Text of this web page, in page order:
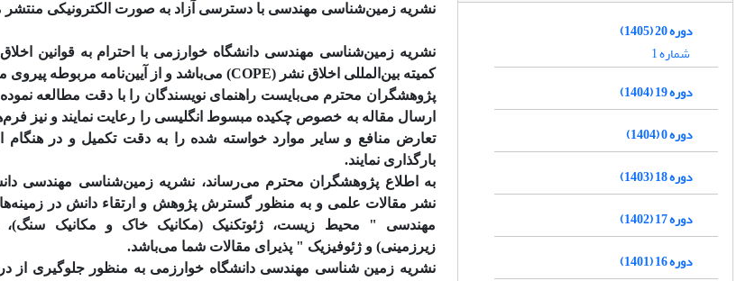
دوره 20 (1405)
شماره 1
دوره 19 (1404)
دوره 0 (1404)
دوره 18 (1403)
دوره 17 (1402)
دوره 16 (1401)
نشریه زمین‌شناسی مهندسی با دسترسی آزاد به صورت الکترونیکی
نشریه زمین‌شناسی مهندسی دانشگاه خوارزمی با احترام به قوانین اخلاق
کمیته بین‌المللی اخلاق نشر (COPE) می‌باشد و از آیین‌نامه مربوطه پیروی می‌نماید.
پژوهشگران محترم می‌بایست راهنمای نویسندگان را با دقت مطالعه
ارسال مقاله به خصوص چکیده مبسوط انگلیسی را رعایت نمایند و نیز
تعارض منافع و سایر موارد خواسته شده را به دقت تکمیل و در هنگام
بارگذاری نمایند.
به اطلاع پژوهشگران محترم می‌رساند، نشریه زمین‌شناسی مهندسی
نشر مقالات علمی و به منظور گسترش پژوهش و ارتقاء دانش در
مهندسی " محیط زیست، ژئوتکنیک (مکانیک خاک و مکانیک سنگ)،
زیرزمینی) و ژئوفیزیک " پذیرای مقالات شما می‌باشد.
نشریه زمین شناسی مهندسی دانشگاه خوارزمی به منظور جلوگیری از